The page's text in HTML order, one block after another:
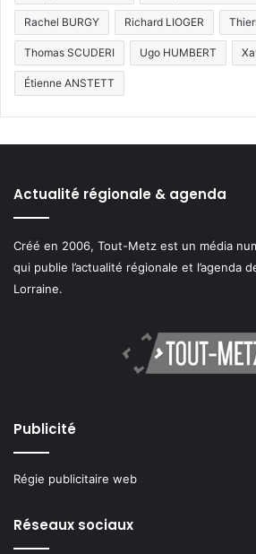
Rachel BURGY Richard LIOGER
Thomas SCUDERI Ugo HUMBERT
Étienne ANSTETT
Actualité régionale & agenda
Créé en 2006, Tout-Metz est un média
qui publie l’actualité régionale et l’agenda
Lorraine.
Publicité
Régie publicitaire web
Réseaux sociaux